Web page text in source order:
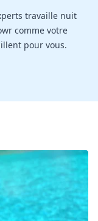
travaille nuit
comme votre
pour vous.